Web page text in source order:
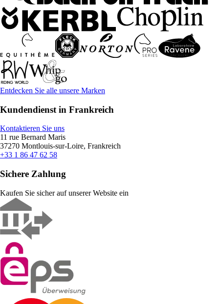
Entdecken Sie alle unsere Marken
Kundendienst in Frankreich
Kontaktieren Sie uns
11 rue Bernard Maris
37270 Montlouis-sur-Loire, Frankreich
+33 1 86 47 62 58
Sichere Zahlung
Kaufen Sie sicher auf unserer Website ein